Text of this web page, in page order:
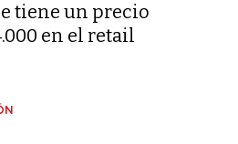
tiene un precio
en el retail